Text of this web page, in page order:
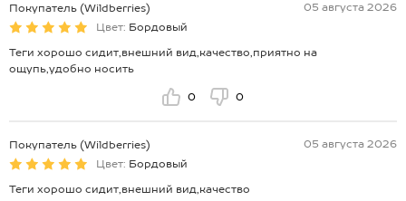
Покупатель (Wildberries)
05 августа 2026
Цвет: Бордовый
Теги хорошо сидит,внешний вид,качество,приятно на
ощупь,удобно носить
0 0
Покупатель (Wildberries)
05 августа 2026
Цвет: Бордовый
Теги хорошо сидит,внешний вид,качество